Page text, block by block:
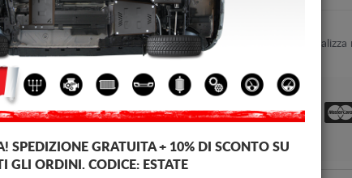
4.00 out of5stars based on
Codice del prodotto: 14.083
188 €
169€
SPEDIZIONE GRATUITA + 10% DI SCONTO SU
GLI ORDINI. CODICE: ESTATE